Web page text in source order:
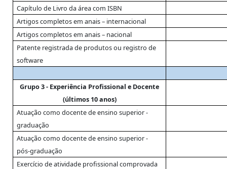
Capítulo de Livro da área com ISBN
Artigos completos em anais – internacional
Artigos completos em anais – nacional
Patente registrada de produtos ou registro de
software
Grupo 3 - Experiência Profissional e Docente
(últimos 10 anos)
Atuação como docente de ensino superior -
graduação
Atuação como docente de ensino superior -
pós-graduação
Exercício de atividade profissional comprovada